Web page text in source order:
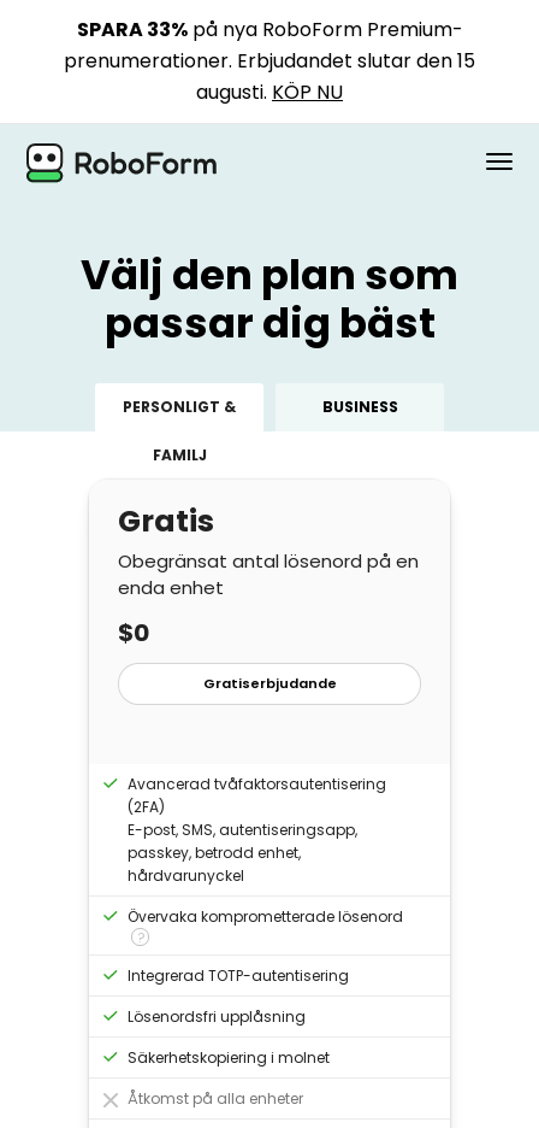
SPARA 33%på nya RoboForm Premium-
prenumerationer. Erbjudandet slutar den 15
augusti. KÖP NU
BUSINESSVälj den plan som
passar dig bäst
PERSONLIGT &
FAMILJ
BUSINESS
Gratis
Obegränsat antal lösenord på en
enda enhet
$0
Gratiserbjudande
Avancerad tvåfaktorsautentisering
(2FA)
E-post, SMS, autentiseringsapp,
passkey, betrodd enhet,
hårdvarunyckel
Övervaka komprometterade lösenord
?
Integrerad TOTP-autentisering
Lösenordsfri upplåsning
Säkerhetskopiering i molnet
Åtkomst på alla enheter